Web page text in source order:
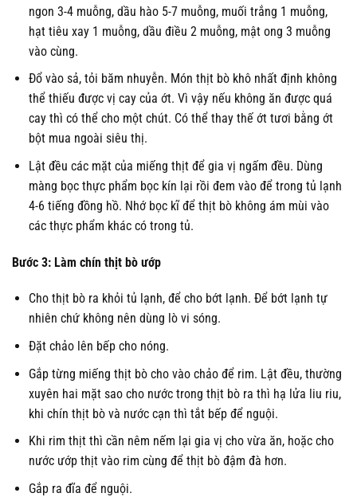
ngon 3-4 muỗng, dầu hào 5-7 muỗng, muối trắng 1 muỗng,
hạt tiêu xay 1 muỗng, dầu điều 2 muỗng, mật ong 3 muỗng
vào cùng.
Đổ vào sả, tỏi băm nhuyễn. Món thịt bò khô nhất định không
thể thiếu được vị cay của ớt. Vì vậy nếu không ăn được quá
cay thì có thể cho một chút. Có thể thay thế ớt tươi bằng ớt
bột mua ngoài siêu thị.
Lật đều các mặt của miếng thịt để gia vị ngấm đều. Dùng
màng bọc thực phẩm bọc kín lại rồi đem vào để trong tủ lạnh
4-6 tiếng đồng hồ. Nhớ bọc kĩ để thịt bò không ám mùi vào
các thực phẩm khác có trong tủ.
Bước 3: Làm chín thịt bò ướp
Cho thịt bò ra khỏi tủ lạnh, để cho bớt lạnh. Để bớt lạnh tự
nhiên chứ không nên dùng lò vi sóng.
Đặt chảo lên bếp cho nóng.
Gắp từng miếng thịt bò cho vào chảo để rim. Lật đều, thường
xuyên hai mặt sao cho nước trong thịt bò ra thì hạ lửa liu riu,
khi chín thịt bò và nước cạn thì tắt bếp để nguội.
Khi rim thịt thì cần nêm nếm lại gia vị cho vừa ăn, hoặc cho
nước ướp thịt vào rim cùng để thịt bò đậm đà hơn.
Gắp ra đĩa để nguội.